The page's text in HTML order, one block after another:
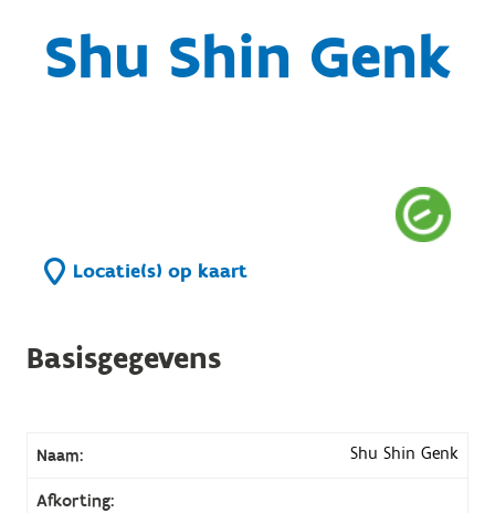
Shu Shin Genk
Locatie(s) op kaart
Basisgegevens
Naam: Shu Shin Genk
Afkorting: